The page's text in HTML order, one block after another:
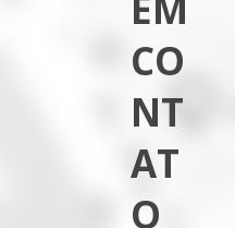
CO
NT
AT
O